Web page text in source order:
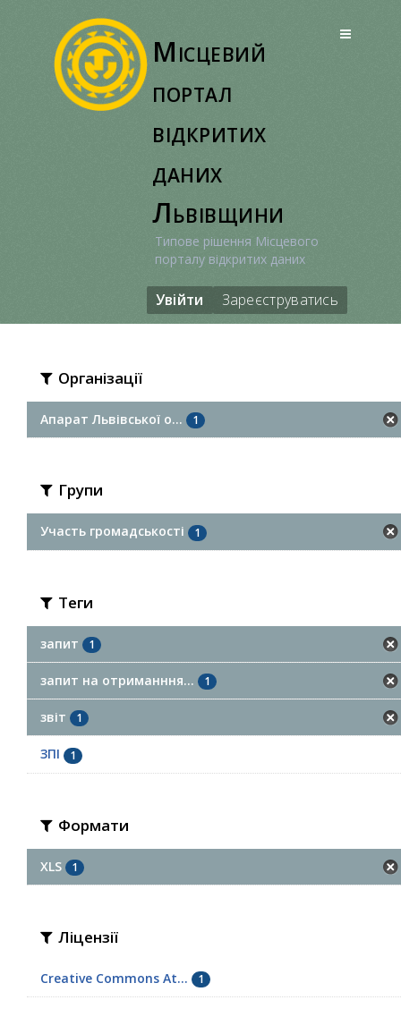
Місцевий
портал
відкритих
даних
Львівщини
Типове рішення Місцевого
порталу відкритих даних
Увійти Зареєструватись
Організації
Апарат Львівської о... 1
Групи
Участь громадськості 1
Теги
запит 1
запит на отриманння... 1
звіт 1
ЗПІ 1
Формати
XLS 1
Ліцензії
Creative Commons At... 1